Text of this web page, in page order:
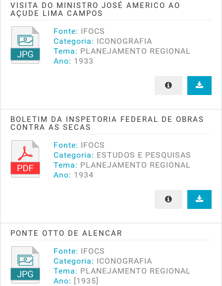
VISITA DO MINISTRO JOSÉ AMERICO AO
AÇUDE LIMA CAMPOS
Fonte: IFOCS
Categoria: ICONOGRAFIA
Tema: PLANEJAMENTO REGIONAL
Ano: 1933
BOLETIM DA INSPETORIA FEDERAL DE OBRAS
CONTRA AS SECAS
Fonte: IFOCS
Categoria: ESTUDOS E PESQUISAS
Tema: PLANEJAMENTO REGIONAL
Ano: 1934
PONTE OTTO DE ALENCAR
Fonte: IFOCS
Categoria: ICONOGRAFIA
Tema: PLANEJAMENTO REGIONAL
Ano: [1935]